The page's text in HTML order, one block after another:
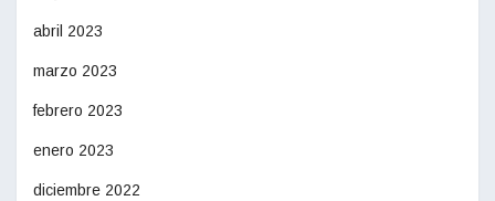
abril 2023
marzo 2023
febrero 2023
enero 2023
diciembre 2022